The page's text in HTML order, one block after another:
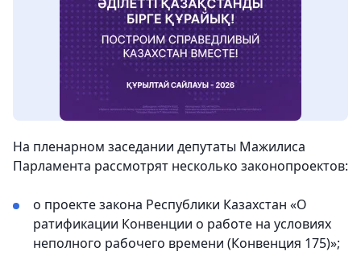
На пленарном заседании депутаты Мажилиса
Парламента рассмотрят несколько законопроектов:
о проекте закона Республики Казахстан «О
ратификации Конвенции о работе на условиях
неполного рабочего времени (Конвенция 175)»;